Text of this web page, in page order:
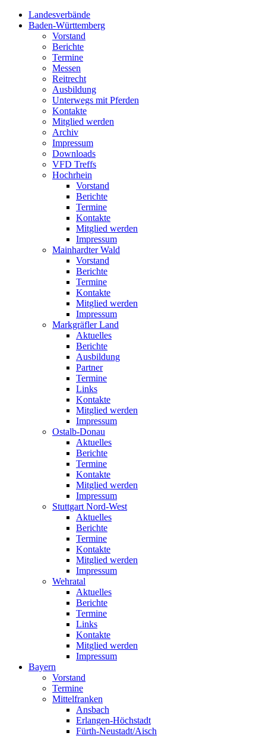
Landesverbände
Baden-Württemberg
Vorstand
Berichte
Termine
Messen
Reitrecht
Ausbildung
Unterwegs mit Pferden
Kontakte
Mitglied werden
Archiv
Impressum
Downloads
VFD Treffs
Hochrhein
Vorstand
Berichte
Termine
Kontakte
Mitglied werden
Impressum
Mainhardter Wald
Vorstand
Berichte
Termine
Kontakte
Mitglied werden
Impressum
Markgräfler Land
Aktuelles
Berichte
Ausbildung
Partner
Termine
Links
Kontakte
Mitglied werden
Impressum
Ostalb-Donau
Aktuelles
Berichte
Termine
Kontakte
Mitglied werden
Impressum
Stuttgart Nord-West
Aktuelles
Berichte
Termine
Kontakte
Mitglied werden
Impressum
Wehratal
Aktuelles
Berichte
Termine
Links
Kontakte
Mitglied werden
Impressum
Bayern
Vorstand
Termine
Mittelfranken
Ansbach
Erlangen-Höchstadt
Fürth-Neustadt/Aisch